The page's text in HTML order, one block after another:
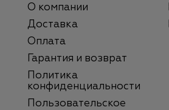
О компании
Доставка
Оплата
Гарантия и возврат
Политика
конфиденциальности
Пользовательское